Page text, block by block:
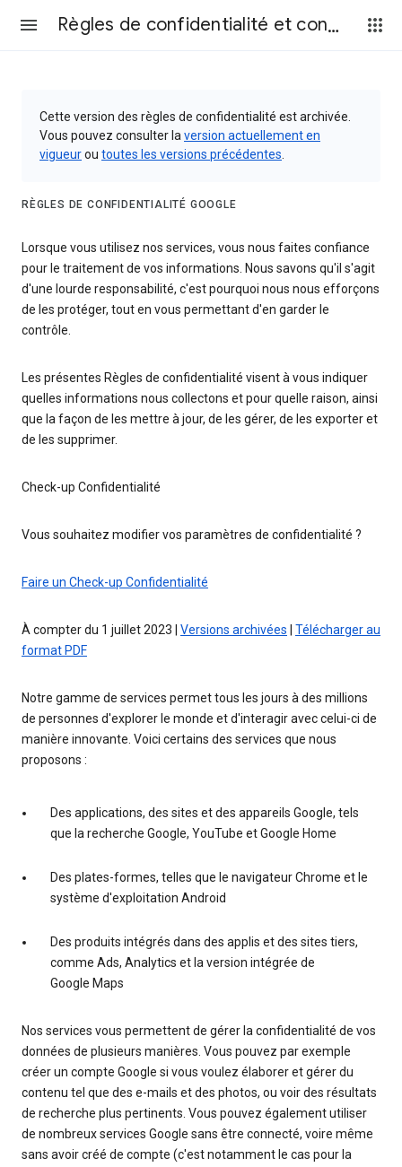
Règles de confidentialité et conditions d’utilisation
Cette version des règles de confidentialité est archivée.
Vous pouvez consulter la version actuellement en
vigueurou toutes les versions précédentes
RÈGLES DE CONFIDENTIALITÉ GOOGLE
Lorsque vous utilisez nos services, vous nous faites confiance
pour le traitement de vos informations. Nous savons qu'il s'agit
d'une lourde responsabilité, c'est pourquoi nous nous efforçons
de les protéger, tout en vous permettant d'en garder le
contrôle.
Les présentes Règles de confidentialité visent à vous indiquer
quelles informations nous collectons et pour quelle raison, ainsi
que la façon de les mettre à jour, de les gérer, de les exporter et
de les supprimer.
Check-up Confidentialité
Vous souhaitez modifier vos paramètres de confidentialité ?
Faire un Check-up Confidentialité
À compter du 1 juillet 2023 | Versions archivées
Télécharger au
format PDF
Notre gamme de services permet tous les jours à des millions
de personnes d'explorer le monde et d'interagir avec celui-ci de
manière innovante. Voici certains des services que nous
proposons :
Des applications, des sites et des appareils Google, tels
que la recherche Google, YouTube et Google Home
Des plates-formes, telles que le navigateur Chrome et le
système d'exploitation Android
Des produits intégrés dans des applis et des sites tiers,
comme Ads, Analytics et la version intégrée de
Google Maps
Nos services vous permettent de gérer la confidentialité de vos
données de plusieurs manières. Vous pouvez par exemple
créer un compte Google si vous voulez élaborer et gérer du
contenu tel que des e-mails et des photos, ou voir des résultats
de recherche plus pertinents. Vous pouvez également utiliser
de nombreux services Google sans être connecté, voire même
sans avoir créé de compte (c'est notamment le cas pour la